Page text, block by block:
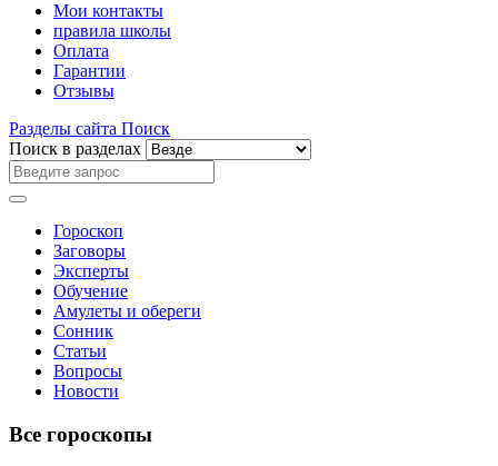
Мои контакты
правила школы
Оплата
Гарантии
Отзывы
Разделы сайта Поиск
Поиск в разделах
Гороскоп
Заговоры
Эксперты
Обучение
Амулеты и обереги
Сонник
Статьи
Вопросы
Новости
Все гороскопы